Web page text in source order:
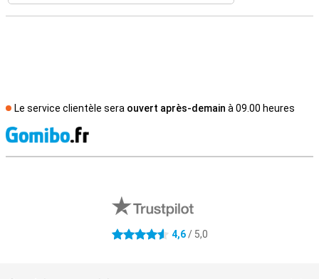
Le service clientèle sera ouvert après-demain à 09.00 heures
4.6 étoiles 4,6/ 5,0